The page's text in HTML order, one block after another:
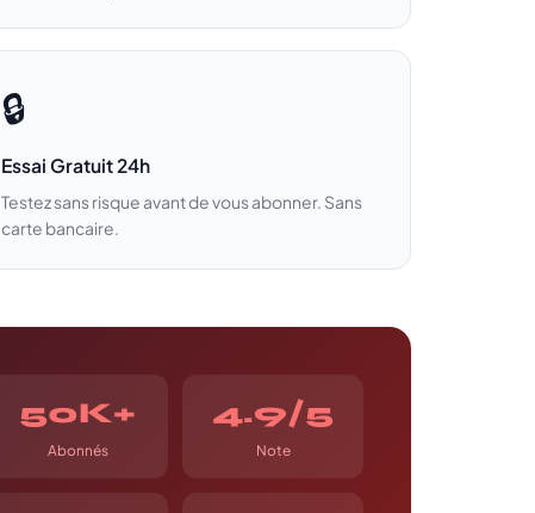
🔒
Essai Gratuit 24h
Testez sans risque avant de vous abonner. Sans
carte bancaire.
50K+
Abonnés
4.9/5
Note